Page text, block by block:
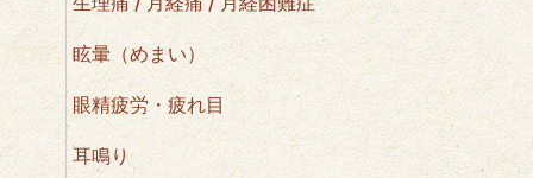
眩暈（めまい）
眼精疲労・疲れ目
耳鳴り